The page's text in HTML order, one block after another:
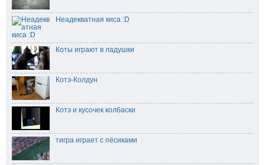
Неадекватная киса :D
Коты играют в ладушки
Котэ-Колдун
Котэ и кусочек колбаски
тигра играет с пёсиками